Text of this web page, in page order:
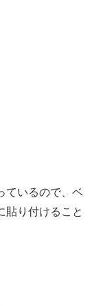
ているので、ベ
貼り付けること